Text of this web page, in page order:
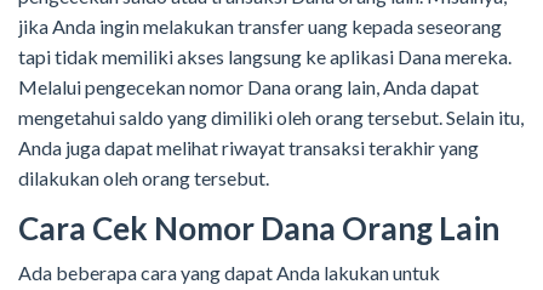
jika Anda ingin melakukan transfer uang kepada seseorang
tapi tidak memiliki akses langsung ke aplikasi Dana mereka.
Melalui pengecekan nomor Dana orang lain, Anda dapat
mengetahui saldo yang dimiliki oleh orang tersebut. Selain itu,
Anda juga dapat melihat riwayat transaksi terakhir yang
dilakukan oleh orang tersebut.
Cara Cek Nomor Dana Orang Lain
Ada beberapa cara yang dapat Anda lakukan untuk